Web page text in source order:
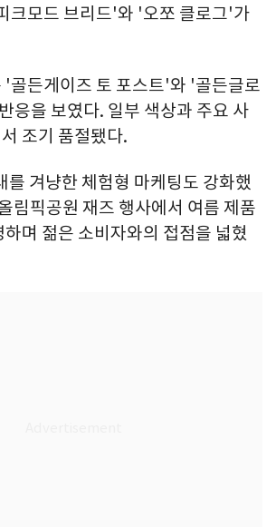
크모드 브리드'와 '오쪼 클로그'가
'골든게이즈 토 포스트'와 '골든글로
응을 보였다. 일부 색상과 주요 사
조기 품절됐다.
겨냥한 체험형 마케팅도 강화했
림픽공원 재즈 행사에서 여름 제품
며 젊은 소비자와의 접점을 넓혔